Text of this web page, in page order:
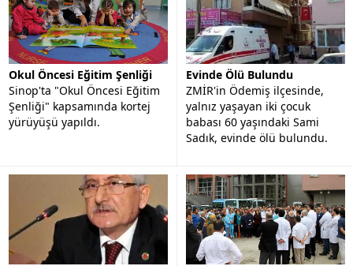
Okul Öncesi Eğitim Şenliği
Sinop'ta "Okul Öncesi Eğitim
Şenliği" kapsamında kortej
yürüyüşü yapıldı.
Evinde Ölü Bulundu
ZMİR'in Ödemiş ilçesinde,
yalnız yaşayan iki çocuk
babası 60 yaşındaki Sami
Sadık, evinde ölü bulundu.